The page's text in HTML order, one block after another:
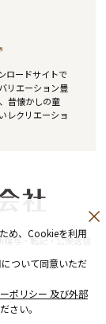
ロードサイトで
リエーション豊
昔懐かしの童
レクリエーショ
写・転記・公衆送信
め、Cookieを利用
ついて同意いただ
ポリシー 及び外部
さい。